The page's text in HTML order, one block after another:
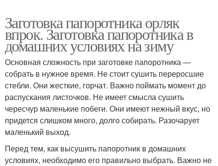
Заготовка папоротника орляк
впрок. Заготовка папоротника в
домашних условиях на зиму
Основная сложность при заготовке папоротника —
собрать в нужное время. Не стоит сушить переросшие
стебли. Они жесткие, горчат. Важно поймать момент до
распускания листочков. Не имеет смысла сушить
чересчур маленькие побеги. Они имеют нежный вкус, но
придется слишком много, долго собирать. Разочарует
маленький выход.
Перед тем, как высушить папоротник в домашних
условиях, необходимо его правильно выбрать. Важно не